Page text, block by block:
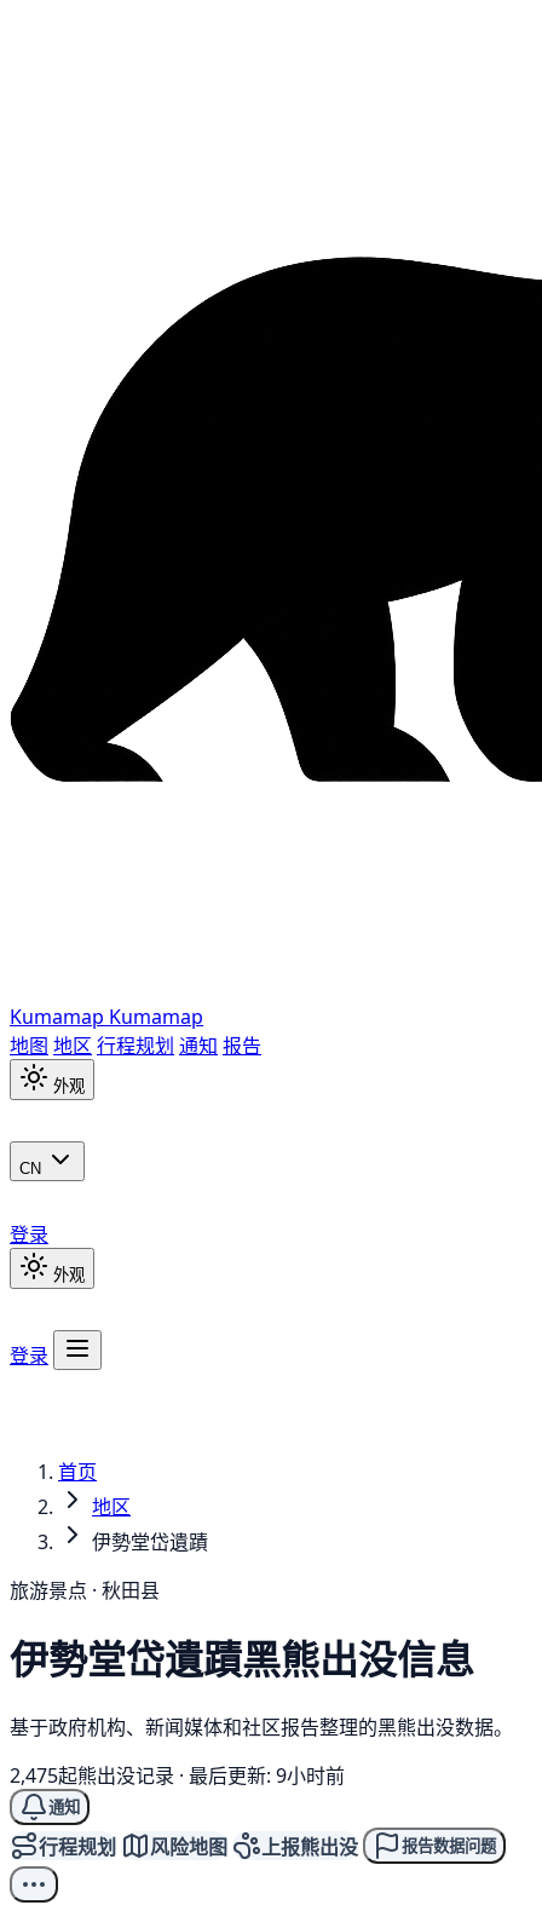
Kumamap Kumamap
地图 地区 行程规划 通知 报告
外观
CN
登录
外观
登录
首页
地区
伊勢堂岱遺蹟
旅游景点 · 秋田县
伊勢堂岱遺蹟黑熊出没信息
基于政府机构、新闻媒体和社区报告整理的黑熊出没数据。
2,475起熊出没记录 · 最后更新: 9小时前
通知
行程规划 风险地图 上报熊出没 报告数据问题